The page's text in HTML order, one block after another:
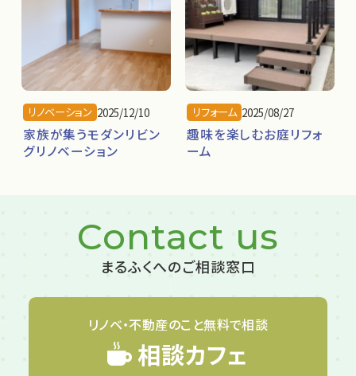
リノベーション 2025/12/10
家族が集うモダンリビン
グリノベーション
リフォーム 2025/08/27
趣味を楽しむお庭リフォ
ーム
Contact us
まるふくへのご相談窓口
リノベ・不動産のこと無料で相談
相談カフェ